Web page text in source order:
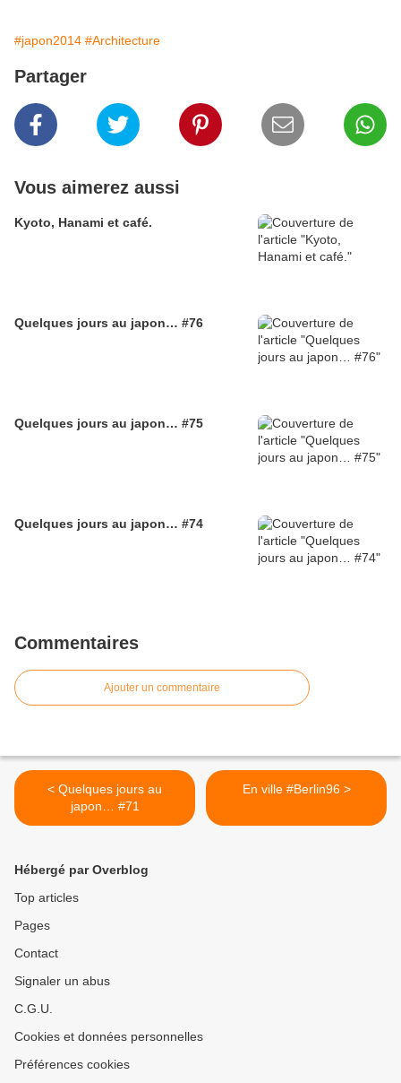
#japon2014 #Architecture
Partager
Vous aimerez aussi
Kyoto, Hanami et café.
Quelques jours au japon… #76
Quelques jours au japon… #75
Quelques jours au japon… #74
Commentaires
Ajouter un commentaire
< Quelques jours au
japon… #71
En ville #Berlin96 >
Hébergé par Overblog
Top articles
Pages
Contact
Signaler un abus
C.G.U.
Cookies et données personnelles
Préférences cookies